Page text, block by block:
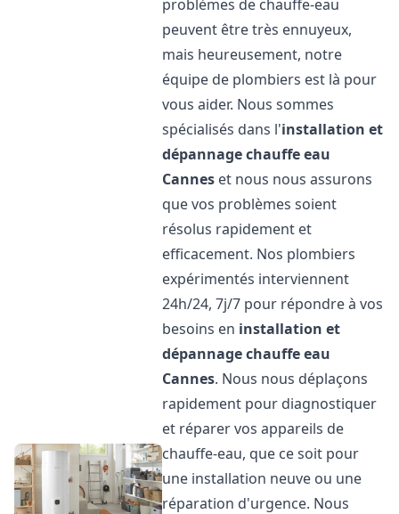
problèmes de chauffe-eau
peuvent être très ennuyeux,
mais heureusement, notre
équipe de plombiers est là pour
vous aider. Nous sommes
spécialisés dans l'installation et
dépannage chauffe eau
Cannes et nous nous assurons
que vos problèmes soient
résolus rapidement et
efficacement. Nos plombiers
expérimentés interviennent
24h/24, 7j/7 pour répondre à vos
besoins en installation et
dépannage chauffe eau
Cannes. Nous nous déplaçons
rapidement pour diagnostiquer
et réparer vos appareils de
chauffe-eau, que ce soit pour
une installation neuve ou une
réparation d'urgence. Nous